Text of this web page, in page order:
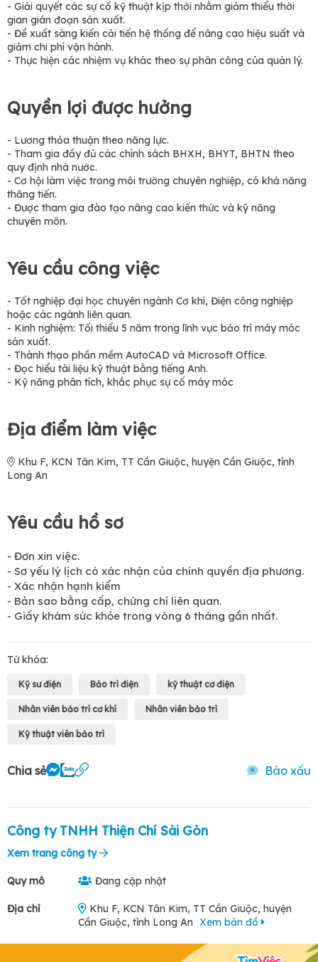
- Giải quyết các sự cố kỹ thuật kịp thời nhằm giảm thiểu thời
gian gián đoạn sản xuất.
- Đề xuất sáng kiến cải tiến hệ thống để nâng cao hiệu suất và
giảm chi phí vận hành.
- Thực hiện các nhiệm vụ khác theo sự phân công của quản lý.
Quyền lợi được hưởng
- Lương thỏa thuận theo năng lực.
- Tham gia đầy đủ các chính sách BHXH, BHYT, BHTN theo
quy định nhà nước.
- Cơ hội làm việc trong môi trường chuyên nghiệp, có khả năng
thăng tiến.
- Được tham gia đào tạo nâng cao kiến thức và kỹ năng
chuyên môn.
Yêu cầu công việc
- Tốt nghiệp đại học chuyên ngành Cơ khí, Điện công nghiệp
hoặc các ngành liên quan.
- Kinh nghiệm: Tối thiểu 5 năm trong lĩnh vực bảo trì máy móc
sản xuất.
- Thành thạo phần mềm AutoCAD và Microsoft Office.
- Đọc hiểu tài liệu kỹ thuật bằng tiếng Anh.
- Kỹ năng phân tích, khắc phục sự cố máy móc
Địa điểm làm việc
Khu F, KCN Tân Kim, TT Cần Giuộc, huyện Cần Giuộc, tỉnh
Long An
Yêu cầu hồ sơ
- Đơn xin việc.
- Sơ yếu lý lịch có xác nhận của chính quyền địa phương.
- Xác nhận hạnh kiểm
- Bản sao bằng cấp, chứng chỉ liên quan.
- Giấy khám sức khỏe trong vòng 6 tháng gần nhất.
Từ khóa:
Kỹ sư điện Bảo trì điện kỹ thuật cơ điện
Nhân viên bảo trì cơ khí Nhân viên bảo trì
Kỹ thuật viên bảo trì
Chia sẻ Báo xấu
Công ty TNHH Thiện Chí Sài Gòn
Xem trang công ty
Quy mô Đang cập nhật
Địa chỉ
Khu F, KCN Tân Kim, TT Cần Giuộc, huyện
Cần Giuộc, tỉnh Long An Xem bản đồ